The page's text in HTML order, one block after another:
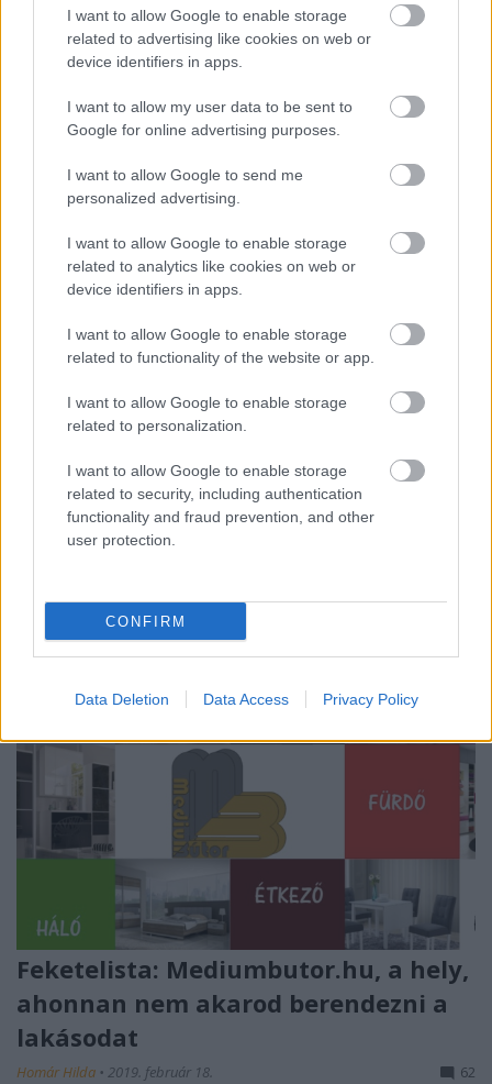
I want to allow Google to enable storage
related to advertising like cookies on web or
device identifiers in apps.
I want to allow my user data to be sent to
Google for online advertising purposes.
I want to allow Google to send me
personalized advertising.
I want to allow Google to enable storage
related to analytics like cookies on web or
device identifiers in apps.
I want to allow Google to enable storage
related to functionality of the website or app.
I want to allow Google to enable storage
related to personalization.
I want to allow Google to enable storage
related to security, including authentication
functionality and fraud prevention, and other
user protection.
CONFIRM
Data Deletion Data Access Privacy Policy
pénz
Egy akkora webshoppal bíró cégnél, mint az
Extreme Digital, az ember úgy képzeli, hogy
Feketelista: Mediumbutor.hu, a hely,
ahonnan nem akarod berendezni a
lakásodat
Homár Hilda • 2019. február 18. 62